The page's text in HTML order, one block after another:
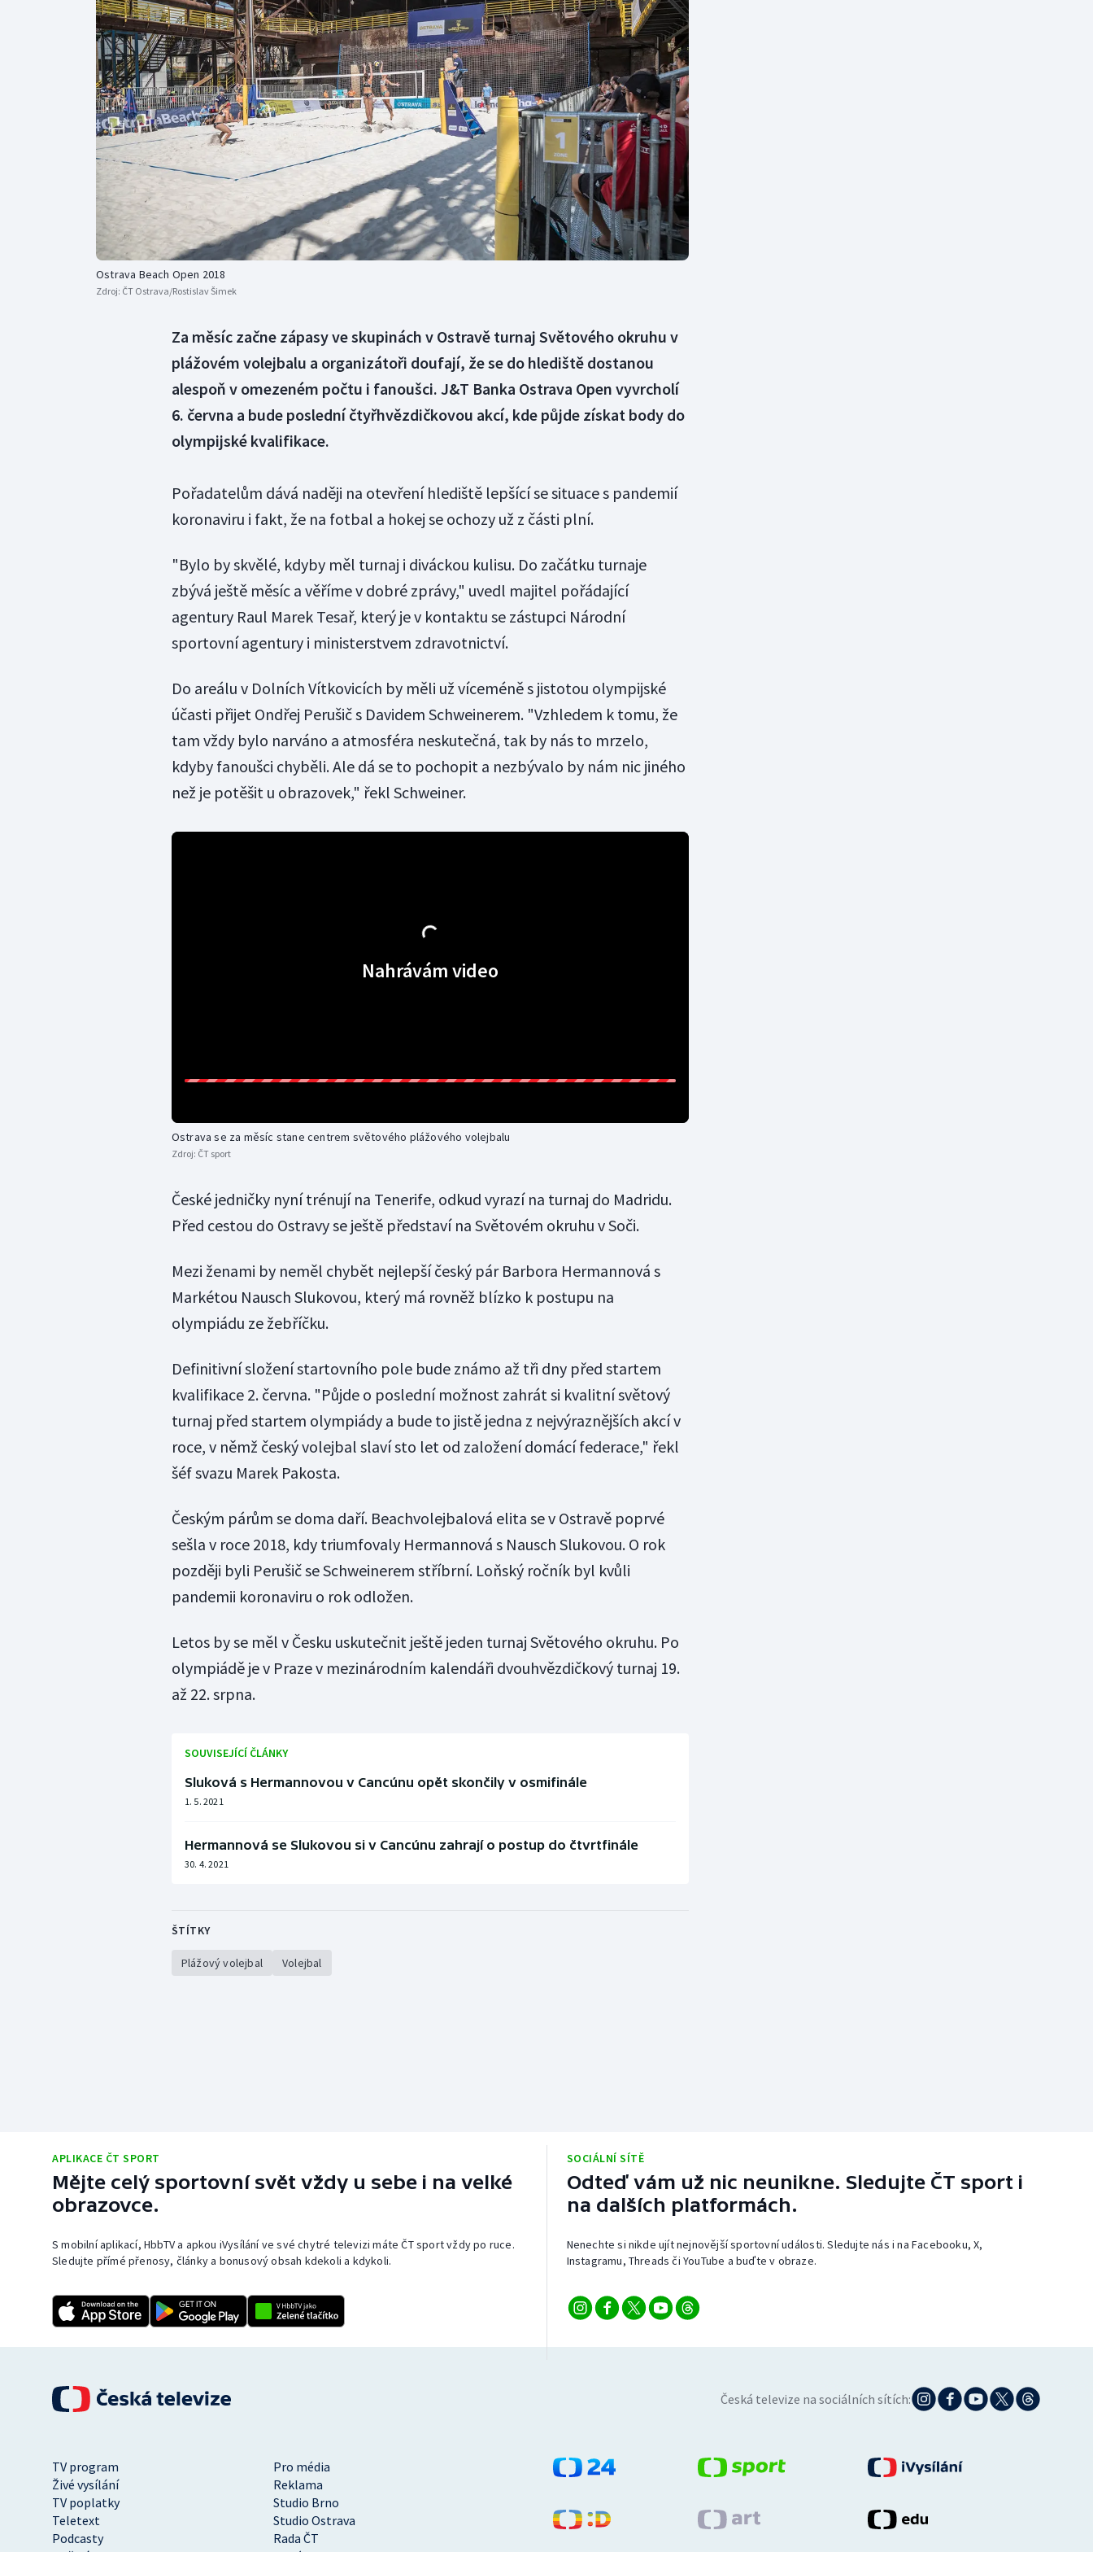
Curling
Dostihy
Florbal
Futsal
Gymnastika
Moderní pětiboj
Motorsport
Olympijské hry
Parasport
Plavání
Plážový volejbal
Triatlon
Veslování
Vodní slalom
Volejbal
Ostatní
Ostrava Beach Open 2018
Zdroj: ČT Ostrava/Rostislav Šimek
Za měsíc začne zápasy ve skupinách v Ostravě turnaj Světového okruhu v
plážovém volejbalu a organizátoři doufají, že se do hlediště dostanou
alespoň v omezeném počtu i fanoušci. J&T Banka Ostrava Open vyvrcholí
6. června a bude poslední čtyřhvězdičkovou akcí, kde půjde získat body do
olympijské kvalifikace.
Pořadatelům dává naději na otevření hlediště lepšící se situace s pandemií
koronaviru i fakt, že na fotbal a hokej se ochozy už z části plní.
"Bylo by skvělé, kdyby měl turnaj i diváckou kulisu. Do začátku turnaje
zbývá ještě měsíc a věříme v dobré zprávy," uvedl majitel pořádající
agentury Raul Marek Tesař, který je v kontaktu se zástupci Národní
sportovní agentury i ministerstvem zdravotnictví.
Do areálu v Dolních Vítkovicích by měli už víceméně s jistotou olympijské
účasti přijet Ondřej Perušič s Davidem Schweinerem. "Vzhledem k tomu, že
tam vždy bylo narváno a atmosféra neskutečná, tak by nás to mrzelo,
kdyby fanoušci chyběli. Ale dá se to pochopit a nezbývalo by nám nic jiného
než je potěšit u obrazovek," řekl Schweiner.
Nahrávám video
Ostrava se za měsíc stane centrem světového plážového volejbalu
Zdroj: ČT sport
České jedničky nyní trénují na Tenerife, odkud vyrazí na turnaj do Madridu.
Před cestou do Ostravy se ještě představí na Světovém okruhu v Soči.
Mezi ženami by neměl chybět nejlepší český pár Barbora Hermannová s
Markétou Nausch Slukovou, který má rovněž blízko k postupu na
olympiádu ze žebříčku.
Definitivní složení startovního pole bude známo až tři dny před startem
kvalifikace 2. června. "Půjde o poslední možnost zahrát si kvalitní světový
turnaj před startem olympiády a bude to jistě jedna z nejvýraznějších akcí v
roce, v němž český volejbal slaví sto let od založení domácí federace," řekl
šéf svazu Marek Pakosta.
Českým párům se doma daří. Beachvolejbalová elita se v Ostravě poprvé
sešla v roce 2018, kdy triumfovaly Hermannová s Nausch Slukovou. O rok
později byli Perušič se Schweinerem stříbrní. Loňský ročník byl kvůli
pandemii koronaviru o rok odložen.
Letos by se měl v Česku uskutečnit ještě jeden turnaj Světového okruhu. Po
olympiádě je v Praze v mezinárodním kalendáři dvouhvězdičkový turnaj 19.
až 22. srpna.
SOUVISEJÍCÍ ČLÁNKY
Sluková s Hermannovou v Cancúnu opět skončily v osmifinále
1. 5. 2021
Hermannová se Slukovou si v Cancúnu zahrají o postup do čtvrtfinále
30. 4. 2021
ŠTÍTKY
Plážový volejbal Volejbal
APLIKACE ČT SPORT
Mějte celý sportovní svět vždy u sebe i na velké
obrazovce.
S mobilní aplikací, HbbTV a apkou iVysílání ve své chytré televizi máte ČT sport vždy po ruce.
Sledujte přímé přenosy, články a bonusový obsah kdekoli a kdykoli.
SOCIÁLNÍ SÍTĚ
Odteď vám už nic neunikne. Sledujte ČT sport i
na dalších platformách.
Nenechte si nikde ujít nejnovější sportovní události. Sledujte nás i na Facebooku, X,
Instagramu, Threads či YouTube a buďte v obraze.
Česká televize na sociálních sítích:
TV program
Pro média
Živé vysílání
Reklama
TV poplatky
Studio Brno
Teletext
Studio Ostrava
Podcasty
Rada ČT